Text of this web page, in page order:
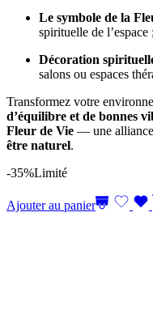
Le symbole de la
spirituelle de l’espace ;
Décoration
salons ou espaces
Transformez votre
d’équilibre et de bonnes
Fleur de Vie — une
être naturel.
-35%Limité
Ajouter au panier